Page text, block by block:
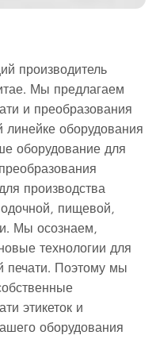
производитель
Мы предлагаем
и преобразования
линейке оборудования
оборудование для
производства
пищевой,
Мы осознаем,
технологии для
печати. Поэтому мы
этикеток и
оборудования